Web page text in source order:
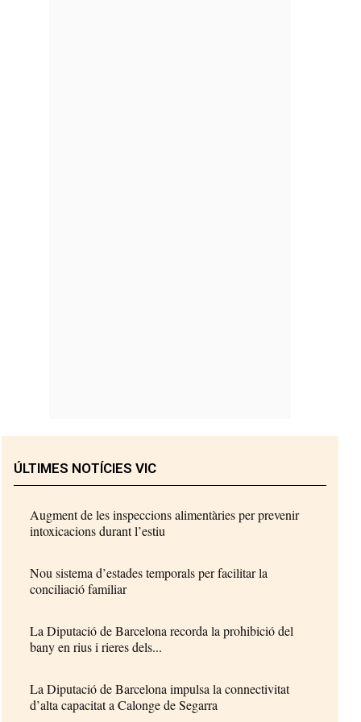
ÚLTIMES NOTÍCIES VIC
Augment de les inspeccions alimentàries per prevenir
intoxicacions durant l’estiu
Nou sistema d’estades temporals per facilitar la
conciliació familiar
La Diputació de Barcelona recorda la prohibició del
bany en rius i rieres dels...
La Diputació de Barcelona impulsa la connectivitat
d’alta capacitat a Calonge de Segarra